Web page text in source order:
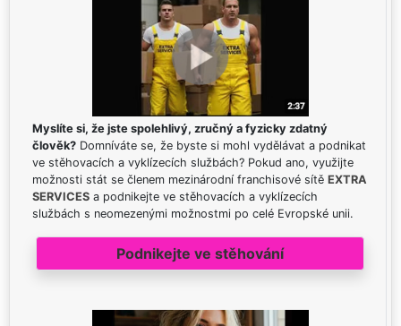
Myslíte si, že jste spolehlivý, zručný a fyzicky zdatný
člověk? Domníváte se, že byste si mohl vydělávat a podnikat
ve stěhovacích a vyklízecích službách? Pokud ano, využijte
možnosti stát se členem mezinárodní franchisové sítě EXTRA
SERVICES a podnikejte ve stěhovacích a vyklízecích
službách s neomezenými možnostmi po celé Evropské unii.
Podnikejte ve stěhování